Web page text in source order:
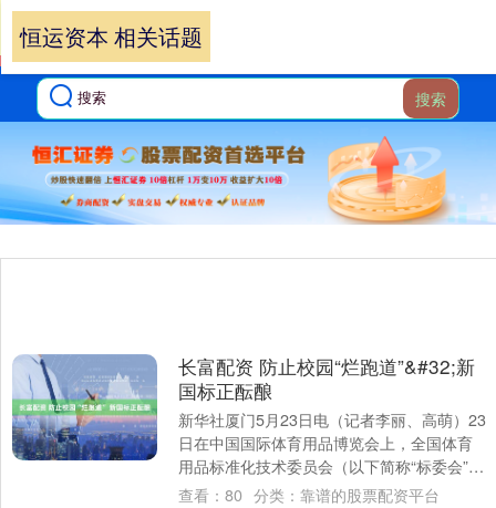
搜索
恒运资本 相关话题
长富配资 防止校园“烂跑道”&#32;新
国标正酝酿
新华社厦门5月23日电（记者李丽、高萌）23
日在中国国际体育用品博览会上，全国体育
用品标准化技术委员会（以下简称“标委会”）
主持召开《运动地材维修与保养》国家标....
查看： 80 分类： 靠谱的股票配资平台